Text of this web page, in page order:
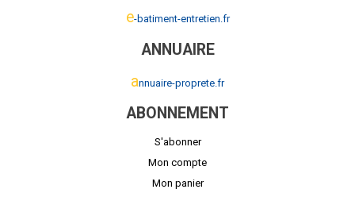
e-batiment-entretien.fr
ANNUAIRE
annuaire-proprete.fr
ABONNEMENT
S'abonner
Mon compte
Mon panier